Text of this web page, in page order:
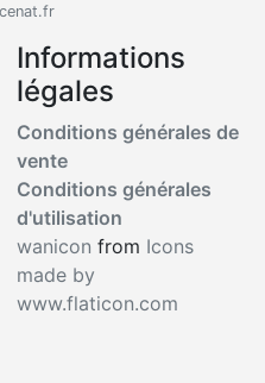
Informations
légales
Conditions générales de
vente
Conditions générales
d'utilisation
wanicon from Icons
made by
www.flaticon.com